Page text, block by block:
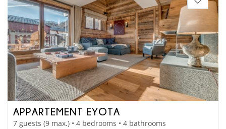
APPARTEMENT EYOTA
7 guests (9 max.) • 4 bedrooms • 4 bathrooms